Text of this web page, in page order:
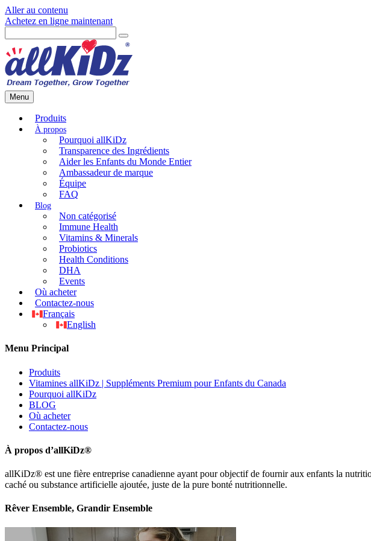
Aller au contenu
Achetez en ligne maintenant
Menu
Produits
Pourquoi allKiDz
Transparence des Ingrédients
Aider les Enfants du Monde Entier
Ambassadeur de marque
Équipe
FAQ
Non catégorisé
Immune Health
Vitamins & Minerals
Probiotics
Health Conditions
DHA
Events
Où acheter
Contactez-nous
Français
English
Menu Principal
Produits
Vitamines allKiDz | Suppléments Premium pour Enfants du Canada
Pourquoi allKiDz
BLOG
Où acheter
Contactez-nous
À propos d’allKiDz®
allKiDz® est une fière entreprise canadienne ayant pour objectif de fournir aux enfants la
caché ou substance artificielle ajoutée, juste de la pure bonté nutritionnelle.
Rêver Ensemble, Grandir Ensemble